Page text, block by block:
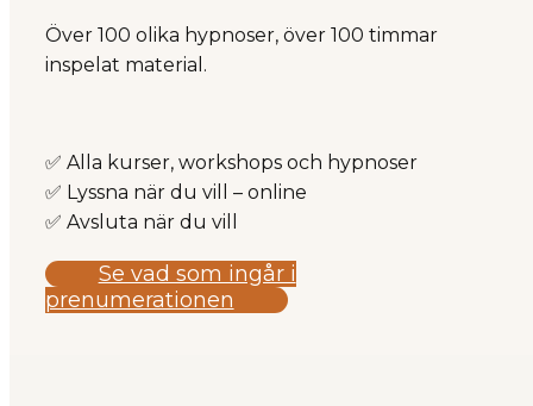
Över 100 olika hypnoser, över 100 timmar
inspelat material.
✅ Alla kurser, workshops och hypnoser
✅ Lyssna när du vill – online
✅ Avsluta när du vill
Se vad som ingår i
prenumerationen